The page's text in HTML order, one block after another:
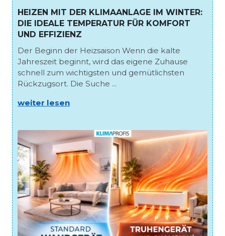
HEIZEN MIT DER KLIMAANLAGE IM WINTER:
DIE IDEALE TEMPERATUR FÜR KOMFORT
UND EFFIZIENZ
Der Beginn der Heizsaison Wenn die kalte
Jahreszeit beginnt, wird das eigene Zuhause
schnell zum wichtigsten und gemütlichsten
Rückzugsort. Die Suche ...
weiter lesen